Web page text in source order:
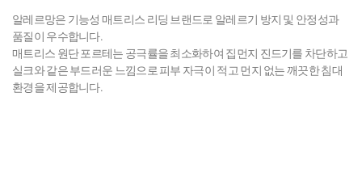
알레르망은 기능성 매트리스 리딩 브랜드로 알레르기 방지 및 안정성과
품질이 우수합니다.
매트리스 원단 포르테는 공극률을 최소화하여 집먼지 진드기를 차단하고
실크와 같은 부드러운 느낌으로 피부 자극이 적고 먼지 없는 깨끗한 침대
환경을 제공합니다.